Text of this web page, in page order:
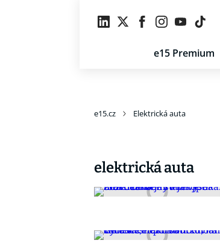
e15 Premium
e15.cz Elektrická auta
elektrická auta